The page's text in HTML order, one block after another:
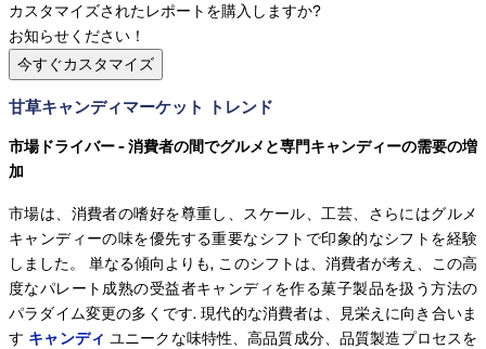
カスタマイズされたレポートを購入しますか?
お知らせください！
今すぐカスタマイズ
甘草キャンディマーケット トレンド
市場ドライバー - 消費者の間でグルメと専門キャンディーの需要の増
加
市場は、消費者の嗜好を尊重し、スケール、工芸、さらにはグルメ
キャンディーの味を優先する重要なシフトで印象的なシフトを経験
しました。 単なる傾向よりも, このシフトは、消費者が考え、この高
度なパレート成熟の受益者キャンディを作る菓子製品を扱う方法の
パラダイム変更の多くです. 現代的な消費者は、見栄えに向き合いま
す キャンディ ユニークな味特性、高品質成分、品質製造プロセスを